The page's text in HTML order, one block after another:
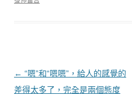
文章導覽
← “嗯”和“嗯嗯”，給人的感覺的
差得太多了，完全是兩個態度